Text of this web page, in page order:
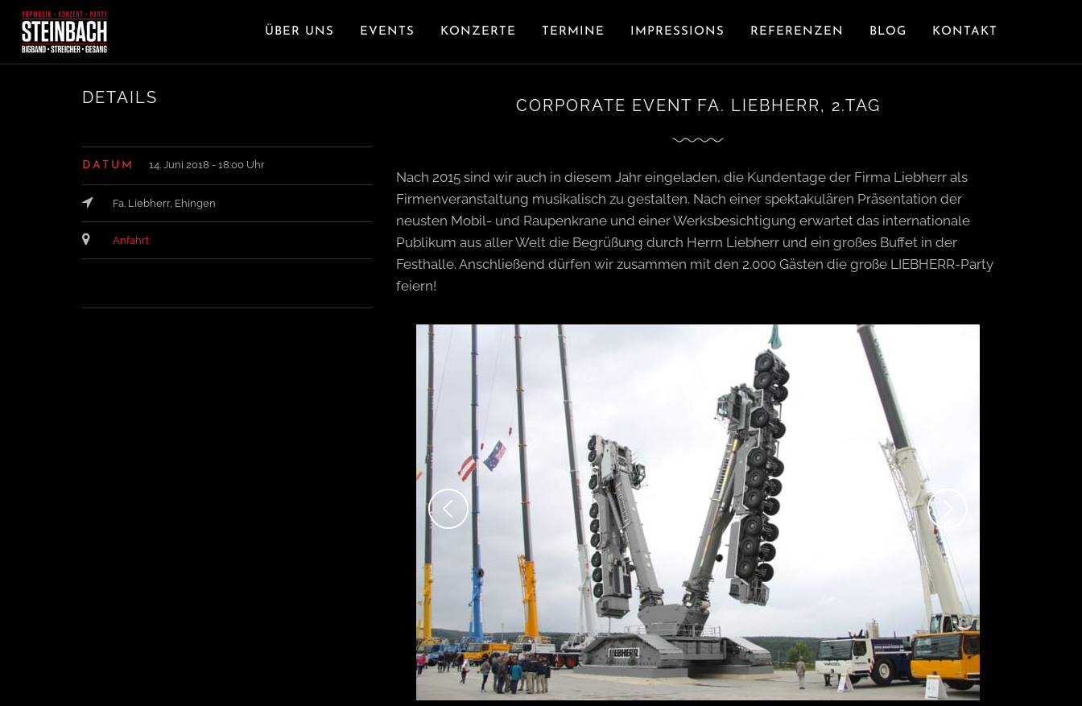
ÜBER UNS EVENTS KONZERTE TERMINE IMPRESSIONS REFERENZEN BLOG KONTAKT
DETAILS
DATUM 14. Juni 2018 - 18:00 Uhr
Fa. Liebherr, Ehingen
Anfahrt
CORPORATE EVENT FA. LIEBHERR, 2.TAG
Nach 2015 sind wir auch in diesem Jahr eingeladen, die Kundentage der Firma Liebherr als
Firmenveranstaltung musikalisch zu gestalten. Nach einer spektakulären Präsentation der
neusten Mobil- und Raupenkrane und einer Werksbesichtigung erwartet das internationale
Publikum aus aller Welt die Begrüßung durch Herrn Liebherr und ein großes Buffet in der
Festhalle. Anschließend dürfen wir zusammen mit den 2.000 Gästen die große LIEBHERR-Party
feiern!